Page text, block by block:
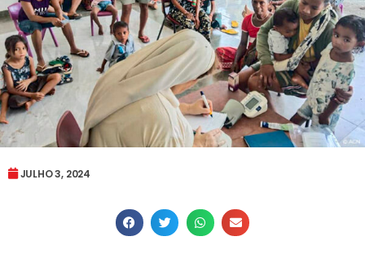
JULHO 3, 2024